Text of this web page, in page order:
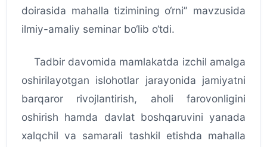
doirasida mahalla tizimining o‘rni” mavzusida
ilmiy-amaliy seminar bo‘lib o‘tdi.
Tadbir davomida mamlakatda izchil amalga
oshirilayotgan islohotlar jarayonida jamiyatni
barqaror rivojlantirish, aholi farovonligini
oshirish hamda davlat boshqaruvini yanada
xalqchil va samarali tashkil etishda mahalla